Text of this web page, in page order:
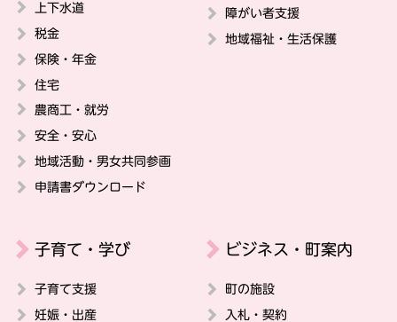
上下水道
税金
保険・年金
住宅
農商工・就労
安全・安心
地域活動・男女共同参画
申請書ダウンロード
障がい者支援
地域福祉・生活保護
子育て・学び
子育て支援
妊娠・出産
ビジネス・町案内
町の施設
入札・契約